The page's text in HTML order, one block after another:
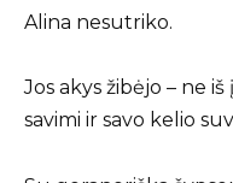
Alina nesutriko.
Jos akys žibėjo – ne
savimi ir savo kelio